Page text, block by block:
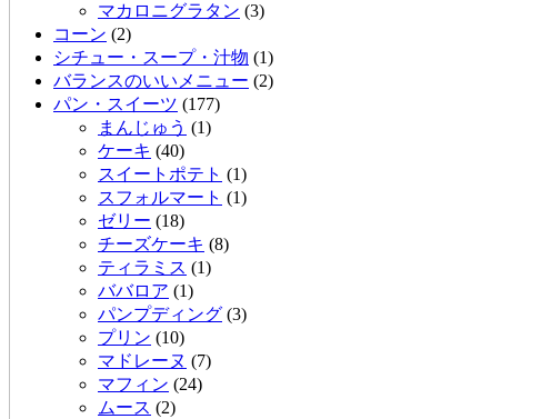
マカロニグラタン (3)
コーン (2)
シチュー・スープ・汁物 (1)
バランスのいいメニュー (2)
パン・スイーツ (177)
まんじゅう (1)
ケーキ (40)
スイートポテト (1)
スフォルマート (1)
ゼリー (18)
チーズケーキ (8)
ティラミス (1)
ババロア (1)
パンプディング (3)
プリン (10)
マドレーヌ (7)
マフィン (24)
ムース (2)